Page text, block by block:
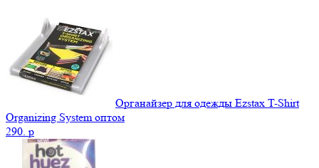
Органайзер для одежды Ezstax T-Shirt
Organizing System оптом
290. p